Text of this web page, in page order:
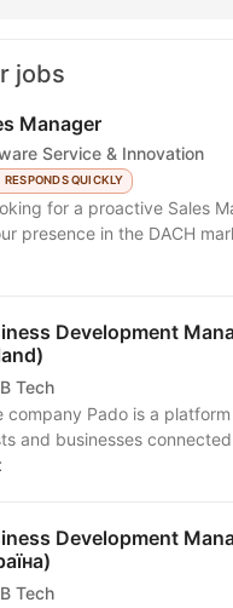
jobs
Manager
Service & Innovation
RESPONDS QUICKLY
for a proactive Sales
presence in the DACH
by identifying
Development
Tech
company Pado is a
and businesses
create a space for
Development
Tech